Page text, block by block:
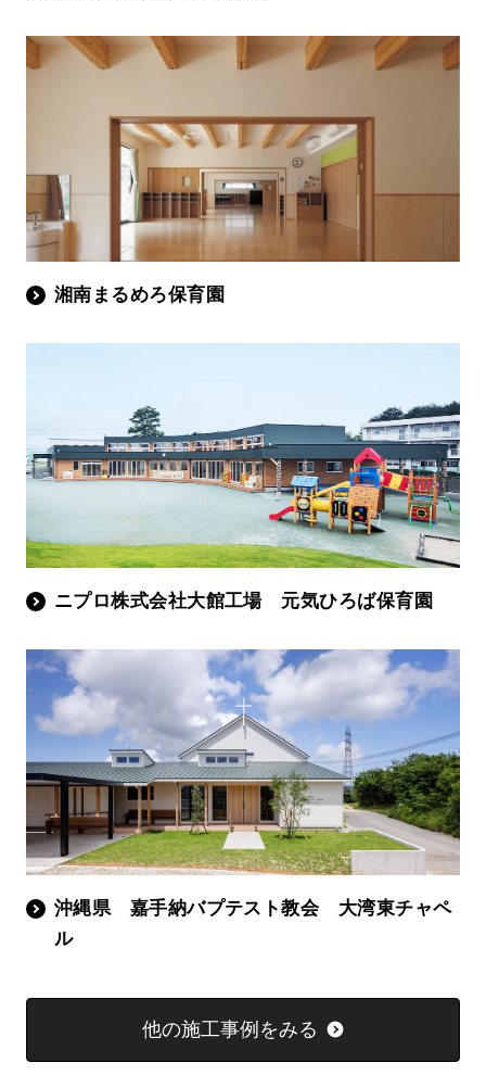
湘南まるめろ保育園
ニプロ株式会社大館工場 元気ひろば保育園
沖縄県 嘉手納バプテスト教会 大湾東チャペ
ル
他の施工事例をみる